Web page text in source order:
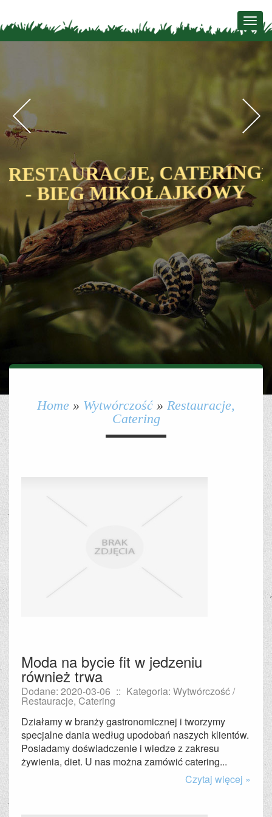
RESTAURACJE, CATERING
- BIEG MIKOŁAJKOWY
Home » Wytwórczość » Restauracje,
Catering
Moda na bycie fit w jedzeniu
również trwa
Dodane: 2020-03-06 :: Kategoria: Wytwórczość /
Restauracje, Catering
Działamy w branży gastronomicznej i tworzymy
specjalne dania według upodobań naszych klientów.
Posiadamy doświadczenie i wiedze z zakresu
żywienia, diet. U nas można zamówić catering...
Czytaj więcej »